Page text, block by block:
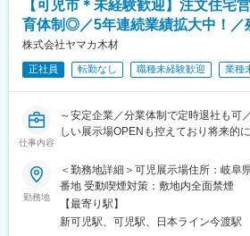
・ペアで営業活動を行います。後輩へ
となっておりますので、若手スタッフ
部署の目標達成に向けて様々な施策の
す。
・日中に集中的にアポイントを取るこ
■当社製品：
・当社は無垢材をふんだんに使った注
質に定評があり、営業としても強みを
・年間の平均実績は６棟ほど。10棟売
です。新卒社員も入社1年目時点でご
手・未経験でも受注しやすい商品設計
【可児市＊未経験歓迎】注文住宅
育体制◎／5年連続業績拡大中！／
株式会社ヤマカ木材
正社員 転勤なし 職種未経験歓迎 業種
仕事内容
～安定企業／分業体制で定時退社も可
しい展示場OPENも控えており将来的
■仕事内容：
予約制の展示場にご来社いただいた既
に興味がある方を中心にお客様リスト
ます。
勤務地
＜勤務地詳細＞可児展示場住所：岐阜
番地 受動喫煙対策：敷地内全面禁煙
【最寄り駅】
新可児駅、可児駅、日本ライン今渡駅